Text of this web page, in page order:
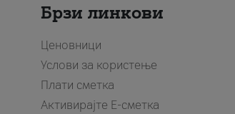
Брзи линкови
Ценовници
Услови за користење
Плати сметка
Активирајте Е-сметка